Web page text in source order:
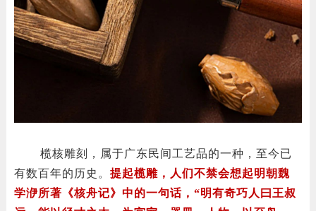
榄核雕刻，属于广东民间工艺品的一种，至今已
有数百年的历史。提起榄雕，人们不禁会想起明朝魏
学洢所著《核舟记》中的一句话，“明有奇巧人曰王叔